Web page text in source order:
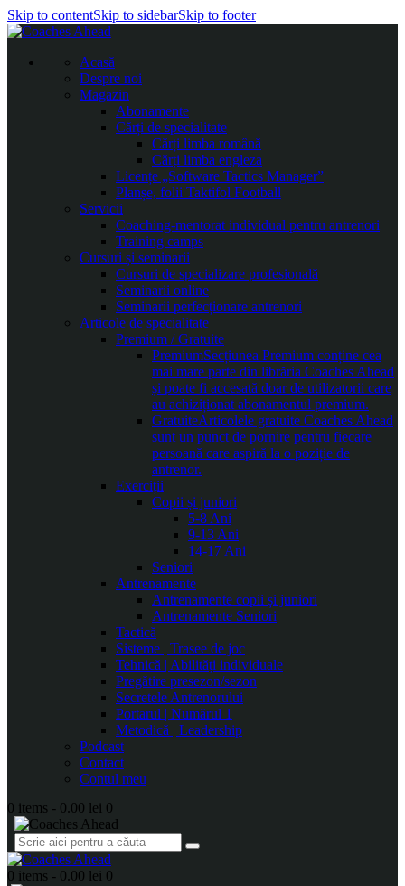
Skip to contentSkip to sidebarSkip to footer
Acasă
Despre noi
Magazin
Abonamente
Cărți de specialitate
Cărți limba română
Cărți limba engleza
Licențe „Software Tactics Manager”
Planșe, folii Taktifol Football
Servicii
Coaching-mentorat individual pentru antrenori
Training camps
Cursuri și seminarii
Cursuri de specializare profesională
Seminarii online
Seminarii perfecționare antrenori
Articole de specialitate
Premium / Gratuite
PremiumSecțiunea Premium conține cea
mai mare parte din librăria Coaches Ahead
și poate fi accesată doar de utilizatorii care
au achiziționat abonamentul premium.
GratuiteArticolele gratuite Coaches Ahead
sunt un punct de pornire pentru fiecare
persoană care aspiră la o poziție de
antrenor.
Exerciții
Copii și juniori
5-8 Ani
9-13 Ani
14-17 Ani
Seniori
Antrenamente
Antrenamente copii și juniori
Antrenamente Seniori
Tactică
Sisteme | Trasee de joc
Tehnică | Abilități individuale
Pregătire presezon/sezon
Secretele Antrenorului
Portarul | Numărul 1
Metodică | Leadership
Podcast
Contact
Contul meu
0 items - 0.00 lei 0
0 items - 0.00 lei 0